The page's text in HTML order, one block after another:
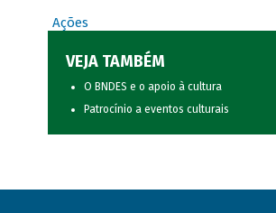
Ações
VEJA TAMBÉM
O BNDES e o apoio à cultura
Patrocínio a eventos culturais